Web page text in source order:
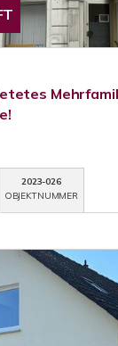
2023-026
OBJEKTNUMMER